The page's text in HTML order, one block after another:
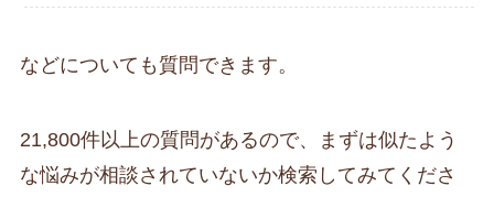
などについても質問できます。
21,800件以上の質問があるので、まずは似たよう
な悩みが相談されていないか検索してみてくださ